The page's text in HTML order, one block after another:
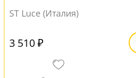
ST Luce (Италия)
3 510 ₽